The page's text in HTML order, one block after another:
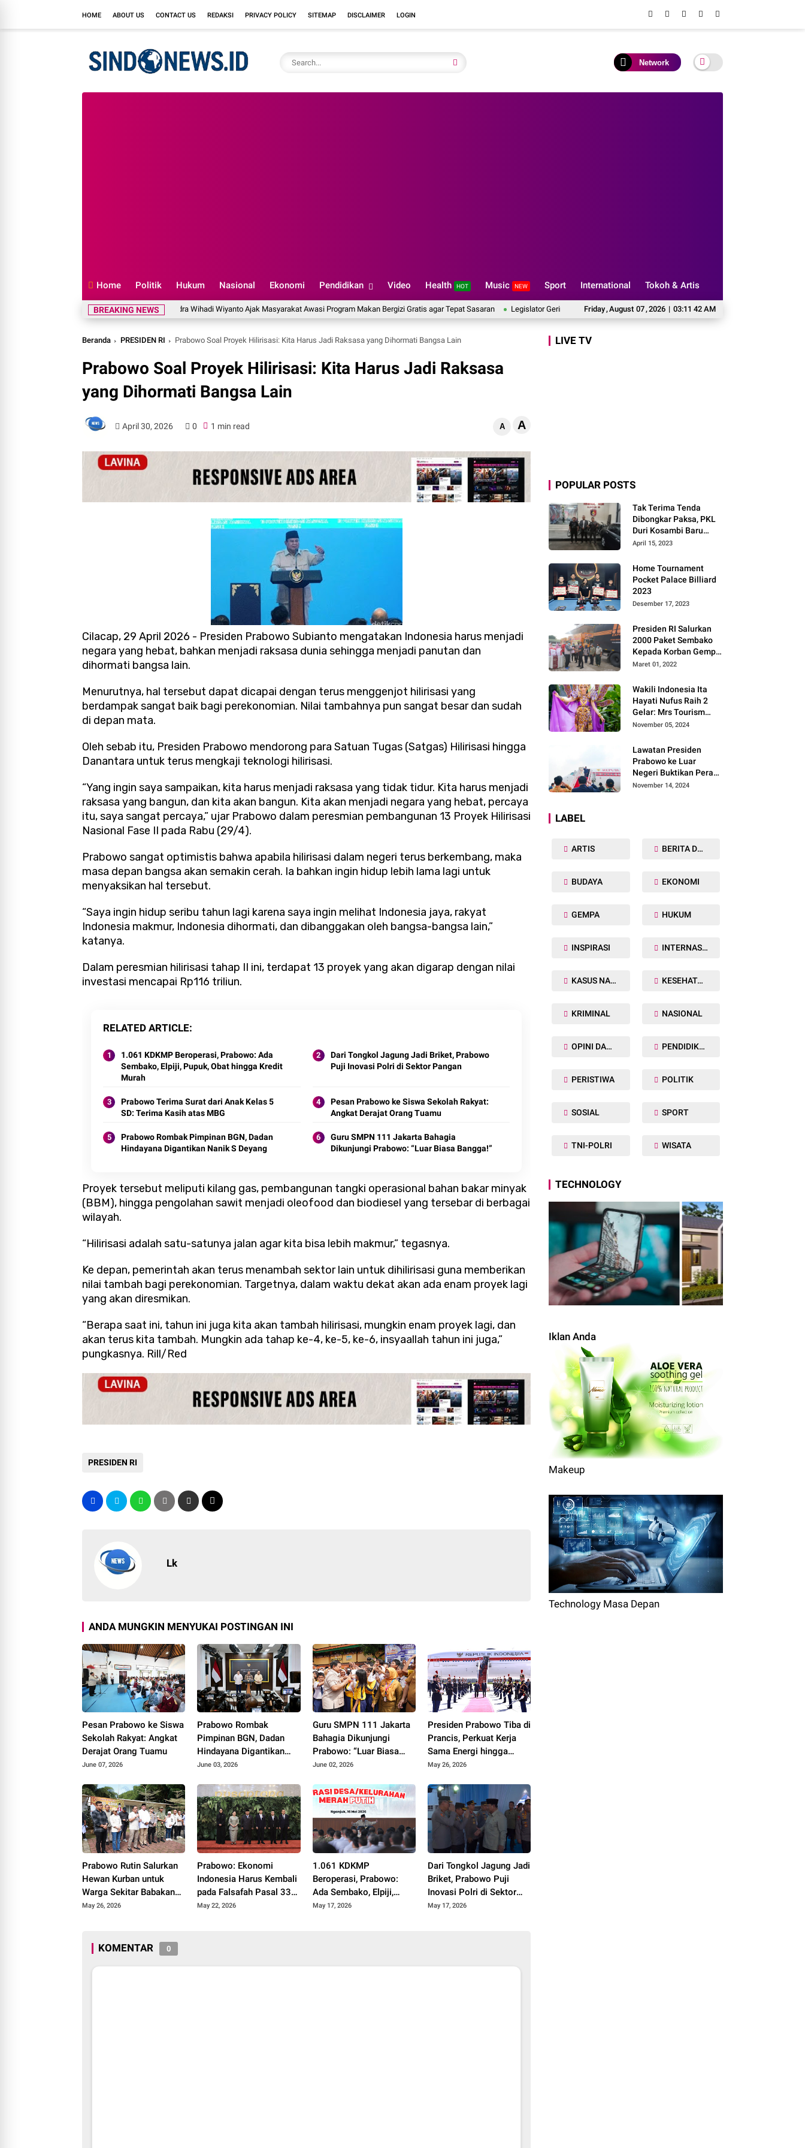
HOME ABOUT US CONTACT US REDAKSI PRIVACY POLICY SITEMAP DISCLAIMER LOGIN
Network
Home Politik Hukum Nasional Ekonomi Pendidikan Video Health HOT Music NEW Sport International Tokoh & Artis
Friday,August 07,2026 | 03:11 43 AM
BREAKING NEWS
Legislator Gerindra Wihadi Wiyanto Ajak Masyarakat Awasi Program Makan Bergizi Gratis agar Tepat Sasaran Legislator Gerindra Marlyn Maisarah Tinjau Jembatan Gantung Cibeber, Pastikan Aspirasi Warga
Beranda PRESIDEN RI Prabowo Soal Proyek Hilirisasi: Kita Harus Jadi Raksasa yang Dihormati Bangsa Lain
Prabowo Soal Proyek Hilirisasi: Kita Harus Jadi Raksasa
yang Dihormati Bangsa Lain
April 30, 2026 0 1 min read A A
Cilacap, 29 April 2026 - Presiden Prabowo Subianto mengatakan Indonesia harus menjadi
negara yang hebat, bahkan menjadi raksasa dunia sehingga menjadi panutan dan
dihormati bangsa lain.
Menurutnya, hal tersebut dapat dicapai dengan terus menggenjot hilirisasi yang
berdampak sangat baik bagi perekonomian. Nilai tambahnya pun sangat besar dan sudah
di depan mata.
Oleh sebab itu, Presiden Prabowo mendorong para Satuan Tugas (Satgas) Hilirisasi hingga
Danantara untuk terus mengkaji teknologi hilirisasi.
“Yang ingin saya sampaikan, kita harus menjadi raksasa yang tidak tidur. Kita harus menjadi
raksasa yang bangun, dan kita akan bangun. Kita akan menjadi negara yang hebat, percaya
itu, saya sangat percaya,” ujar Prabowo dalam peresmian pembangunan 13 Proyek Hilirisasi
Nasional Fase II pada Rabu (29/4).
Prabowo sangat optimistis bahwa apabila hilirisasi dalam negeri terus berkembang, maka
masa depan bangsa akan semakin cerah. Ia bahkan ingin hidup lebih lama lagi untuk
menyaksikan hal tersebut.
“Saya ingin hidup seribu tahun lagi karena saya ingin melihat Indonesia jaya, rakyat
Indonesia makmur, Indonesia dihormati, dan dibanggakan oleh bangsa-bangsa lain,”
katanya.
Dalam peresmian hilirisasi tahap II ini, terdapat 13 proyek yang akan digarap dengan nilai
investasi mencapai Rp116 triliun.
RELATED ARTICLE
1.061 KDKMP Beroperasi, Prabowo: Ada
Sembako, Elpiji, Pupuk, Obat hingga Kredit
Murah
Dari Tongkol Jagung Jadi Briket, Prabowo
Puji Inovasi Polri di Sektor Pangan
Prabowo Terima Surat dari Anak Kelas 5
SD: Terima Kasih atas MBG
Pesan Prabowo ke Siswa Sekolah Rakyat:
Angkat Derajat Orang Tuamu
Prabowo Rombak Pimpinan BGN, Dadan
Hindayana Digantikan Nanik S Deyang
Guru SMPN 111 Jakarta Bahagia
Dikunjungi Prabowo: “Luar Biasa Bangga!”
Proyek tersebut meliputi kilang gas, pembangunan tangki operasional bahan bakar minyak
(BBM), hingga pengolahan sawit menjadi oleofood dan biodiesel yang tersebar di berbagai
wilayah.
“Hilirisasi adalah satu-satunya jalan agar kita bisa lebih makmur,” tegasnya.
Ke depan, pemerintah akan terus menambah sektor lain untuk dihilirisasi guna memberikan
nilai tambah bagi perekonomian. Targetnya, dalam waktu dekat akan ada enam proyek lagi
yang akan diresmikan.
“Berapa saat ini, tahun ini juga kita akan tambah hilirisasi, mungkin enam proyek lagi, dan
akan terus kita tambah. Mungkin ada tahap ke-4, ke-5, ke-6, insyaallah tahun ini juga,”
pungkasnya. Rill/Red
PRESIDEN RI
Lk
ANDA MUNGKIN MENYUKAI POSTINGAN INI
Pesan Prabowo ke Siswa
Sekolah Rakyat: Angkat
Derajat Orang Tuamu
June 07, 2026
Prabowo Rombak
Pimpinan BGN, Dadan
Hindayana Digantikan
Nanik S Deyang
June 03, 2026
Guru SMPN 111 Jakarta
Bahagia Dikunjungi
Prabowo: “Luar Biasa
Bangga!”
June 02, 2026
Presiden Prabowo Tiba di
Prancis, Perkuat Kerja
Sama Energi hingga
Pertahanan
May 26, 2026
Prabowo Rutin Salurkan
Hewan Kurban untuk
Warga Sekitar Babakan
Madang Hambalang
May 26, 2026
Prabowo: Ekonomi
Indonesia Harus Kembali
pada Falsafah Pasal 33
UUD 1945
May 22, 2026
1.061 KDKMP
Beroperasi, Prabowo:
Ada Sembako, Elpiji,
Pupuk, Obat hingga
May 17, 2026
Dari Tongkol Jagung Jadi
Briket, Prabowo Puji
Inovasi Polri di Sektor
Pangan
May 17, 2026
KOMENTAR 0
LIVE TV
POPULAR POSTS
Tak Terima Tenda
Dibongkar Paksa, PKL
Duri Kosambi Baru
Gugat PT MD
April 15, 2023
Home Tournament
Pocket Palace Billiard
2023
Desember 17, 2023
Presiden RI Salurkan
2000 Paket Sembako
Kepada Korban Gempa
di Pasaman Barat
Maret 01, 2022
Wakili Indonesia Ita
Hayati Nufus Raih 2
Gelar: Mrs Tourism
2024 dan Fourth
Worldwide
International 2024, di
Pemilihan Mrs
Worldwide 2024
November 05, 2024
Lawatan Presiden
Prabowo ke Luar
Negeri Buktikan Peran
Strategis Indonesia di
November 14, 2024
LABEL
ARTIS BERITA DAERAH
BUDAYA EKONOMI
GEMPA HUKUM
INSPIRASI INTERNASIONAL
KASUS NARKOBA KESEHATAN TUBUH
KRIMINAL NASIONAL
OPINI DAN ARTIKEL PENDIDIKAN
PERISTIWA POLITIK
SOSIAL SPORT
TNI-POLRI WISATA
TECHNOLOGY
Iklan Anda
Makeup
Technology Masa Depan